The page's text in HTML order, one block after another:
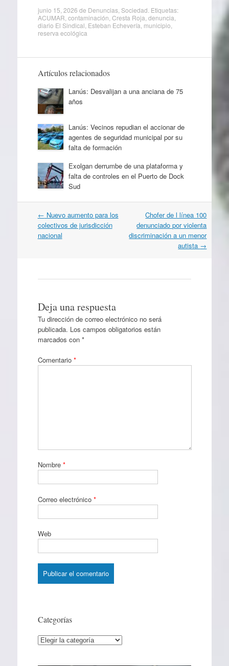
junio 15, 2026 de Denuncias, Sociedad . Etiquetas:
ACUMAR contaminación Cresta Roja denuncia
diario El Sindical Esteban Echevería municipio
reserva ecológica
Artículos relacionados
Lanús: Desvalijan a una anciana de 75
años
Lanús: Vecinos repudian el accionar de
agentes de seguridad municipal por su
falta de formación
Exolgan derrumbe de una plataforma y
falta de controles en el Puerto de Dock
Sud
Navegación
por
artículos
← Nuevo aumento para los
colectivos de jurisdicción
nacional
Chofer de l línea 100
denunciado por violenta
discriminación a un menor
autista →
Deja una respuesta
Tu dirección de correo electrónico no será
publicada. Los campos obligatorios están
marcados con *
Comentario *
Nombre *
Correo electrónico *
Web
Categorías
Categorías